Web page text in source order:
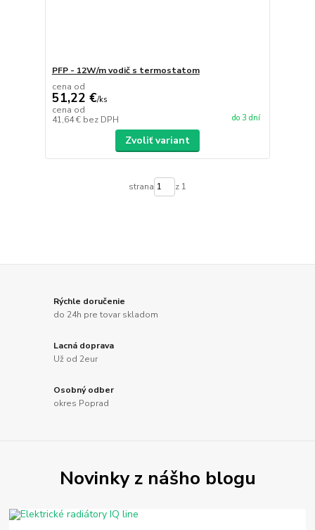
PFP - 12W/m vodič s termostatom
cena od
51,22 €/ks
cena od
41,64 € bez DPH do 3 dní
Zvoliť variant
strana z 1
Rýchle doručenie
do 24h pre tovar skladom
Lacná doprava
Už od 2eur
Osobný odber
okres Poprad
Novinky z nášho blogu